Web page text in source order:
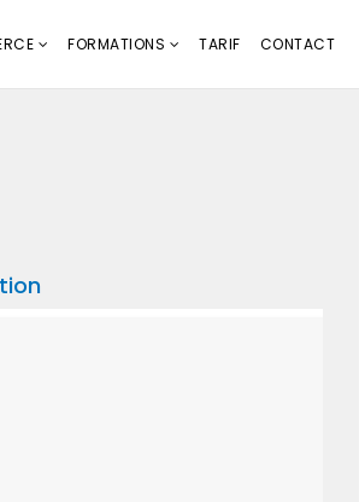
FORMATIONS TARIF CONTACT